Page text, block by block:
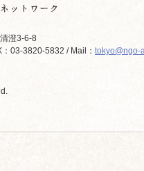
澄3-6-8
03-3820-5832 / Mail： tokyo@ngo-